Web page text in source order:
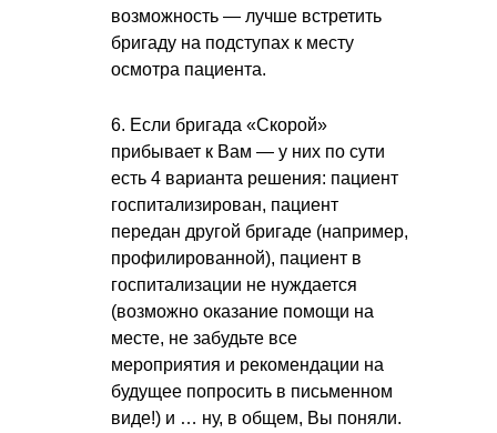
возможность — лучше встретить
бригаду на подступах к месту
осмотра пациента.
6. Если бригада «Скорой»
прибывает к Вам — у них по сути
есть 4 варианта решения: пациент
госпитализирован, пациент
передан другой бригаде (например,
профилированной), пациент в
госпитализации не нуждается
(возможно оказание помощи на
месте, не забудьте все
мероприятия и рекомендации на
будущее попросить в письменном
виде!) и … ну, в общем, Вы поняли.